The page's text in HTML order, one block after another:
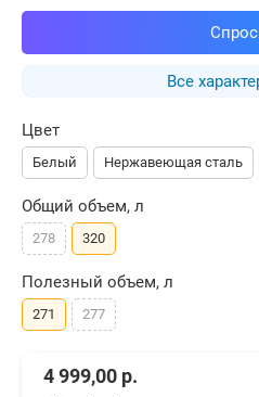
Все
Цвет
Белый Нержавеющая сталь
Общий объем, л
278 320
Полезный объем, л
271 277
4 999,00 р.